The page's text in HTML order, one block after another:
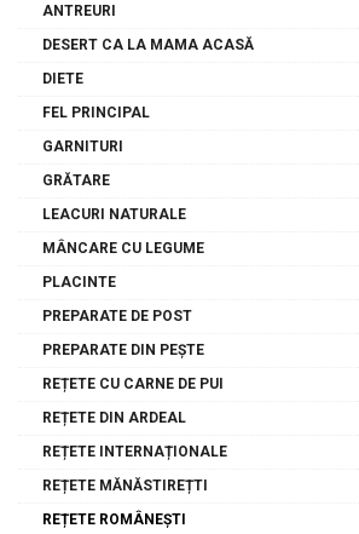
ANTREURI
DESERT CA LA MAMA ACASĂ
DIETE
FEL PRINCIPAL
GARNITURI
GRĂTARE
LEACURI NATURALE
MÂNCARE CU LEGUME
PLACINTE
PREPARATE DE POST
PREPARATE DIN PEȘTE
REȚETE CU CARNE DE PUI
REȚETE DIN ARDEAL
REȚETE INTERNAȚIONALE
REȚETE MĂNĂSTIREȚTI
REȚETE ROMÂNEȘTI